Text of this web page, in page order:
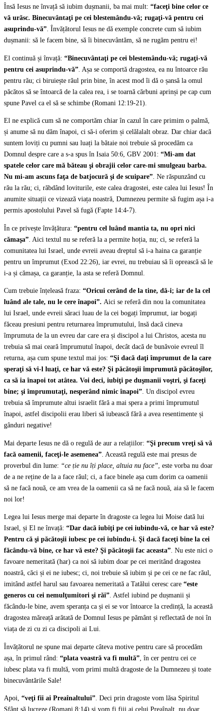
Însă Iesus ne învață să iubim dușmanii, ba mai mult: “faceţi bine celor ce
vă urăsc. Binecuvântaţi pe cei blestemându-vă; rugaţi-vă pentru cei
asuprindu-vă”. Învățătorul Iesus ne dă exemple concrete cum să iubim
dușmanii: să le facem bine, să îi binecuvântăm, să ne rugăm pentru ei!
El continuă și învață: “Binecuvântaţi pe cei blestemându-vă; rugaţi-vă
pentru cei asuprindu-vă” . Așa se comportă dragostea, ea nu întoarce rău
pentru rău; ci biruiește răul prin bine, în acest mod îi dă o șansă la omul
păcătos să se întoarcă de la calea rea, i se toarnă cărbuni aprinși pe cap cum
spune Pavel ca el să se schimbe (Romani 12:19-21).
El ne explică cum să ne comportăm chiar în cazul în care primim o palmă,
și anume să nu dăm înapoi, ci să-i oferim și celălalalt obraz. Dar chiar dacă
suntem loviți cu pumni sau luați la bătaie noi trebuie să procedăm ca
Domnul despre care a s-a spus în Isaia 50:6, GBV 2001: “Mi-am dat
spatele celor care mă băteau şi obrajii celor care-mi smulgeau barba.
Nu mi-am ascuns faţa de batjocură şi de scuipare”. Ne răspunzând cu
rău la rău; ci, răbdând loviturile, este calea dragostei, este calea lui Iesus! În
anumite situații ce vizează viața noastră, Dumnezeu permite să fugim așa i-a
permis apostolului Pavel să fugă (Fapte 14:4-7).
În ce privește învățătura: “pentru cel luând mantia ta, nu opri nici
cămaşa” . Aici textul nu se referă la a permite hoția, nu; ci, se referă la
comunitatea lui Israel, unde evreii aveau dreptul să i-a haina ca garanție
pentru un împrumut (Exod 22:26), iar evrei, nu trebuiau să îi oprească să le
i-a și cămașa, ca garanție, la asta se referă Domnul.
Cum trebuie înțeleasă fraza: “Oricui cerând de la tine, dă-i; iar de la cel
luând ale tale, nu le cere înapoi”. Aici se referă din nou la comunitatea
lui Israel, unde evreii săraci luau de la cei bogați împrumut, iar bogați
făceau presiuni pentru returnarea împrumutului, însă dacă cineva
împrumuta de la un evreu dar care era și discipol a lui Christos, acesta nu
trebuia să mai ceară împrumutul înapoi, decât dacă de bunăvoie evreul îl
returna, așa cum spune textul mai jos: “Şi dacă daţi împrumut de la care
speraţi să vi-l luaţi, ce har vă este? Şi păcătoşii împrumută păcătoşilor,
ca să ia înapoi tot atâtea. Voi deci, iubiţi pe duşmanii voştri, şi faceţi
bine; şi împrumutaţi, nesperând nimic înapoi”. Un discipol evreu
trebuia să împrumute altui israelit fără a mai spera a primi împrumutul
înapoi, astfel discipolii erau liberi să iubească fără a avea resentimente și
gânduri negative!
Mai departe Iesus ne dă o regulă de aur a relațiilor: “Şi precum vreţi să vă
facă oamenii, faceţi-le asemenea” . Această regulă este mai presus de
proverbul din lume: “ce ție nu îți place, altuia nu face” , este vorba nu doar
de a ne reține de la a face răul; ci, a face binele așa cum dorim ca oamenii
să ne facă nouă, ce am vrea de la oamenii ca să ne facă nouă, aia să le facem
noi lor!
Legea lui Iesus merge mai departe în dragoste ca legea lui Moise dată lui
Israel, și El ne învață: “Dar dacă iubiţi pe cei iubindu-vă, ce har vă este?
Pentru că şi păcătoşii iubesc pe cei iubindu-i. Şi dacă faceţi bine la cei
făcându-vă bine, ce har vă este? Şi păcătoşii fac aceasta”. Nu este nici o
favoare nemeritată (har) ca noi să iubim doar pe cei meritând dragostea
noastră, căci și ei ne iubesc; ci, noi trebuie să iubim și pe cei ce ne fac răul,
imitând astfel harul sau favoarea nemeritată a Tatălui ceresc care “este
generos cu cei nemulţumitori şi răi”. Astfel iubind pe dușmanii și
făcându-le bine, avem speranța ca și ei se vor întoarce la credință, la această
dragostea măreață arătată de Domnul Iesus pe pământ și reflectată de noi în
viața de zi cu zi ca discipoli ai Lui.
Învățătorul ne spune mai departe câteva motive pentru care să procedăm
așa, în primul rând: “plata voastră va fi multă” , în cer pentru cei ce
iubesc plata va fi multă, vom primi multă dragoste de la Dumnezeu și toate
binecuvântările Sale!
Apoi, “veţi fii ai Preaînaltului”. Deci prin dragoste vom lăsa Spiritul
Sfânt să lucreze (Romani 8:14) și vom fi fiii ai celui Preaînalt, nu doar